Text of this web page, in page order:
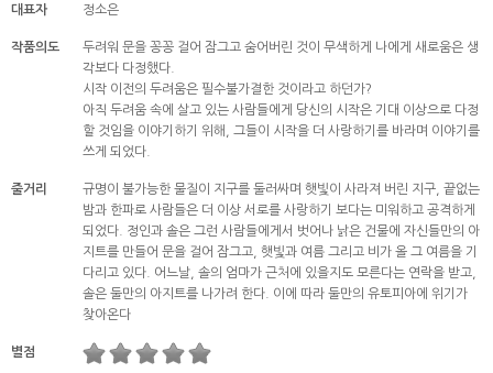
대표자 정소은
작품의도
두려워 문을 꽁꽁 걸어 잠그고 숨어버린 것이 무색하게 나에게 새로움은 생
각보다 다정했다.
시작 이전의 두려움은 필수불가결한 것이라고 하던가?
아직 두려움 속에 살고 있는 사람들에게 당신의 시작은 기대 이상으로 다정
할 것임을 이야기하기 위해, 그들이 시작을 더 사랑하기를 바라며 이야기를
쓰게 되었다.
줄거리
규명이 불가능한 물질이 지구를 둘러싸며 햇빛이 사라져 버린 지구, 끝없는
밤과 한파로 사람들은 더 이상 서로를 사랑하기 보다는 미워하고 공격하게
되었다. 정인과 솔은 그런 사람들에게서 벗어나 낡은 건물에 자신들만의 아
지트를 만들어 문을 걸어 잠그고, 햇빛과 여름 그리고 비가 올 그 여름을 기
다리고 있다. 어느날, 솔의 엄마가 근처에 있을지도 모른다는 연락을 받고,
솔은 둘만의 아지트를 나가려 한다. 이에 따라 둘만의 유토피아에 위기가
찾아온다
별점